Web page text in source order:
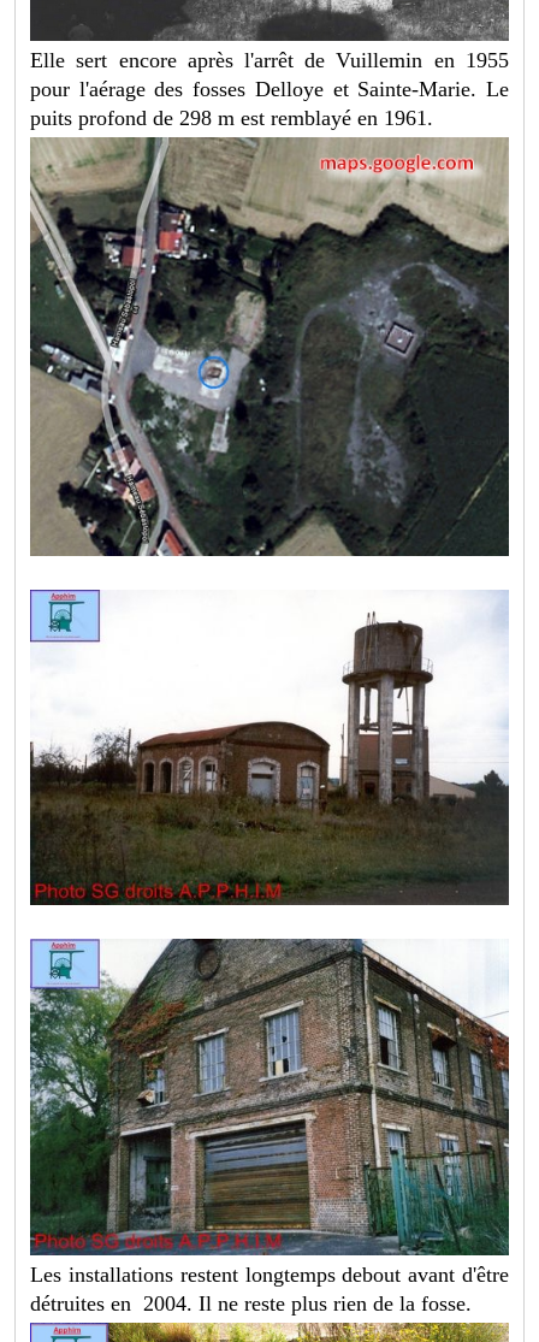
Elle sert encore après l'arrêt de Vuillemin en 1955
pour l'aérage des fosses Delloye et Sainte-Marie. Le
puits profond de 298 m est remblayé en 1961.
Les installations restent longtemps debout avant d'être
détruites en 2004. Il ne reste plus rien de la fosse.